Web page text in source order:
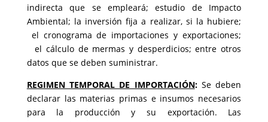
indirecta que se empleará; estudio de Impacto
Ambiental; la inversión fija a realizar, si la hubiere;
el cronograma de importaciones y exportaciones;
el cálculo de mermas y desperdicios; entre otros
datos que se deben suministrar.
REGIMEN TEMPORAL DE IMPORTACIÓN: Se deben
declarar las materias primas e insumos necesarios
para la producción y su exportación. Las